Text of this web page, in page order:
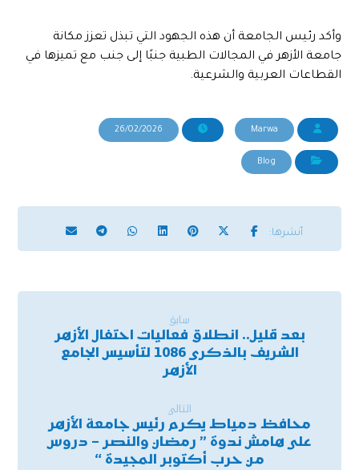
وأكد رئيس الجامعة أن هذه الجهود التي تبذل تعزز مكانة
جامعة الأزهر في المجالات الطبية جنبًا إلى جنب مع تميزها في
القطاعات العربية والشرعية.
Marwa
26/02/2026
Blog
سابق
بعد قليل.. انطلاق فعاليات احتفال الأزهر
الشريف بالذكرى 1086 لتأسيس الجامع
الأزهر
التالي
محافظ دمياط يكرم رئيس جامعة الأزهر
على هامش ندوة ” رمضان والنصر – دروس
من حرب أكتوبر المجيدة “